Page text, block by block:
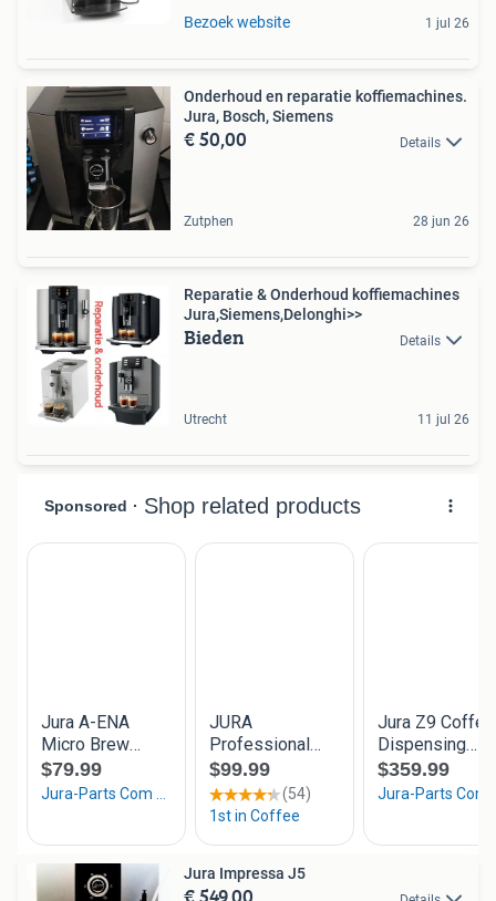
Bezoek website 1 jul 26
Onderhoud en reparatie koffiemachines.
Jura, Bosch, Siemens
€ 50,00 Details
Zutphen 28 jun 26
Reparatie & Onderhoud koffiemachines
Jura,Siemens,Delonghi>>
Bieden Details
Utrecht 11 jul 26
Jura Impressa J5